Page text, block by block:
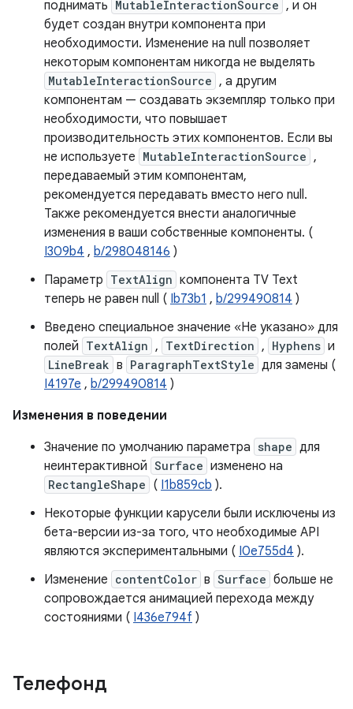
поднимать MutableInteractionSource , и он
будет создан внутри компонента при
необходимости. Изменение на null позволяет
некоторым компонентам никогда не выделять
MutableInteractionSource , а другим
компонентам — создавать экземпляр только при
необходимости, что повышает
производительность этих компонентов. Если вы
не используете MutableInteractionSource ,
передаваемый этим компонентам,
рекомендуется передавать вместо него null.
Также рекомендуется внести аналогичные
изменения в ваши собственные компоненты. (
I309b4 , b/298048146 )
Параметр TextAlign компонента TV Text
теперь не равен null ( Ib73b1 , b/299490814 )
Введено специальное значение «Не указано» для
полей TextAlign , TextDirection , Hyphens и
LineBreak в ParagraphTextStyle для замены (
I4197e , b/299490814 )
Изменения в поведении
Значение по умолчанию параметра shape для
неинтерактивной Surface изменено на
RectangleShape ( I1b859cb ).
Некоторые функции карусели были исключены из
бета-версии из-за того, что необходимые API
являются экспериментальными ( I0e755d4 ).
Изменение contentColor в Surface больше не
сопровождается анимацией перехода между
состояниями ( I436e794f )
Телефонд